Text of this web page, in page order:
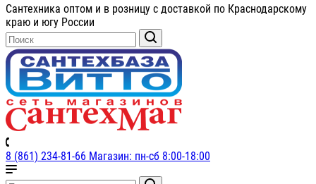
Сантехника оптом и в розницу с доставкой по Краснодарскому
краю и югу России
8 (861) 234-81-66 Магазин: пн-сб 8:00-18:00